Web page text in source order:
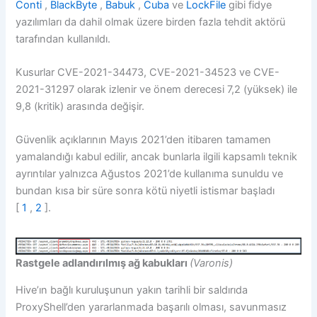
Conti , BlackByte , Babuk ,Cuba ve LockFile gibi fidye
yazılımları da dahil olmak üzere birden fazla tehdit aktörü
tarafından kullanıldı.
Kusurlar CVE-2021-34473, CVE-2021-34523 ve CVE-
2021-31297 olarak izlenir ve önem derecesi 7,2 (yüksek) ile
9,8 (kritik) arasında değişir.
Güvenlik açıklarının Mayıs 2021’den itibaren tamamen
yamalandığı kabul edilir, ancak bunlarla ilgili kapsamlı teknik
ayrıntılar yalnızca Ağustos 2021’de kullanıma sunuldu ve
bundan kısa bir süre sonra kötü niyetli istismar başladı
[1 , 2 ].
Rastgele adlandırılmış ağ kabukları (Varonis)
Hive’ın bağlı kuruluşunun yakın tarihli bir saldırıda
ProxyShell’den yararlanmada başarılı olması, savunmasız